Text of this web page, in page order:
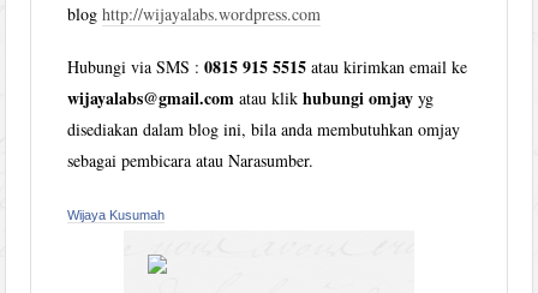
bloghttp://wijayalabs.wordpress.com
Hubungi via SMS :0815 915 5515 atau kirimkan email ke
wijayalabs@gmail.com atau klikhubungi omjay yg
disediakan dalam blog ini, bila anda membutuhkan omjay
sebagai pembicara atau Narasumber.
Wijaya Kusumah